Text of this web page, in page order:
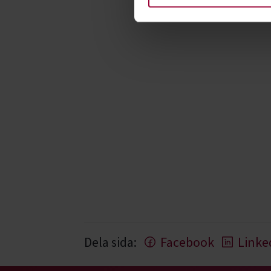
Dela sida: Facebook